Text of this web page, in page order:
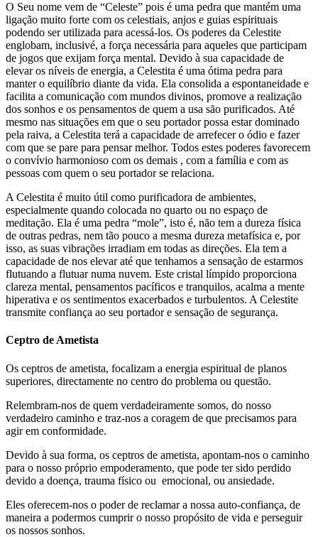
O Seu nome vem de “Celeste” pois é uma pedra que mantém uma
ligação muito forte com os celestiais, anjos e guias espirituais
podendo ser utilizada para acessá-los. Os poderes da Celestite
englobam, inclusivé, a força necessária para aqueles que participam
de jogos que exijam força mental. Devido à sua capacidade de
elevar os níveis de energia, a Celestita é uma ótima pedra para
manter o equilíbrio diante da vida. Ela consolida a espontaneidade e
facilita a comunicação com mundos divinos, promove a realização
dos sonhos e os pensamentos de quem a usa são purificados. Até
mesmo nas situações em que o seu portador possa estar dominado
pela raiva, a Celestita terá a capacidade de arrefecer o ódio e fazer
com que se pare para pensar melhor. Todos estes poderes favorecem
o convívio harmonioso com os demais , com a família e com as
pessoas com quem o seu portador se relaciona.
A Celestita é muito útil como purificadora de ambientes,
especialmente quando colocada no quarto ou no espaço de
meditação. Ela é uma pedra “mole”, isto é, não tem a dureza física
de outras pedras, nem tão pouco a mesma dureza metafísica e, por
isso, as suas vibrações irradiam em todas as direções. Ela tem a
capacidade de nos elevar até que tenhamos a sensação de estarmos
flutuando a flutuar numa nuvem. Este cristal límpido proporciona
clareza mental, pensamentos pacíficos e tranquilos, acalma a mente
hiperativa e os sentimentos exacerbados e turbulentos. A Celestite
transmite confiança ao seu portador e sensação de segurança.
Ceptro de Ametista
Os ceptros de ametista, focalizam a energia espiritual de planos
superiores, directamente no centro do problema ou questão.
Relembram-nos de quem verdadeiramente somos, do nosso
verdadeiro caminho e traz-nos a coragem de que precisamos para
agir em conformidade.
Devido à sua forma, os ceptros de ametista, apontam-nos o caminho
para o nosso próprio empoderamento, que pode ter sido perdido
devido a doença, trauma físico ou emocional, ou ansiedade.
Eles oferecem-nos o poder de reclamar a nossa auto-confiança, de
maneira a podermos cumprir o nosso propósito de vida e perseguir
os nossos sonhos.